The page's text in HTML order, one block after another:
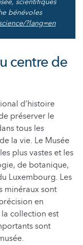
scientifiques
bénévoles
?lang=en
centre de
d’histoire
préserver le
tous les
la vie. Le Musée
plus vastes et les
de botanique,
Luxembourg. Les
minéraux sont
en
collection est
sont